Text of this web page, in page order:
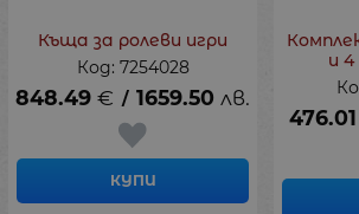
Къща за ролеви игри
Код: 7254028
848.49 € / 1659.50 лв.
КУПИ
и
476.01